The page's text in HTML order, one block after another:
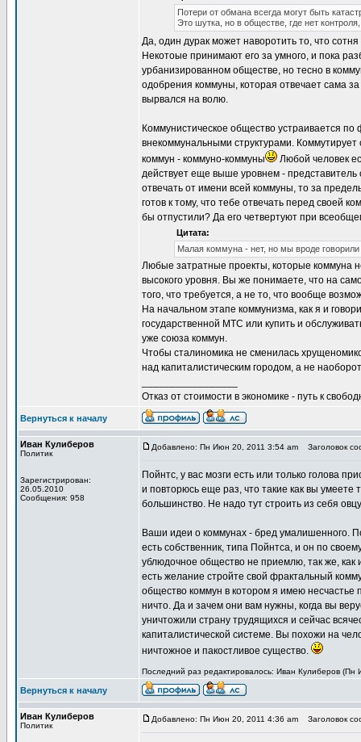
Потери от обмана всегда могут быть
Это шутка, но в обществе, где нет
Да, один дурак может наворотить то, что
Некотоые принимают его за умного, и пока
урбанизированном обществе, но тесно в
одобрения коммуны, которая отвечает сама
вырвался на волю.
Коммунистическое общество устраивается
внекоммунальными структурами.
коммун - коммуно-коммуны
Любой человек
действует еще выше уровнем - представитель
отвечать от имени всей коммуны, то за
готов к тому, что тебе отвечать перед своей
бы отпустили? Да его четвертуют при
Цитата:
Малая коммуна - нет, но мы вроде
Любые затратные проекты, которые коммуна
высокого уровня. Вы же понимаете, что на
того, что требуется, а не то, что вообще
На начальном этапе коммунизма, как я и
государственной МТС или купить и
уже союза коммун.
Чтобы сталиномика не сменилась
над капиталистическим городом, а не
Отказ от стоимости в экономике - путь к
Вернуться к началу
Иван Кулиберов
Политик
Зарегистрирован:
26.05.2010
Сообщения: 958
Добавлено: Пн Июн 20, 2011 3:54 am Заголовок
Пойнтс, у вас мозги есть или только голова
и повторюсь еще раз, что такие как вы умеете
большинство. Не надо тут строить из себя
Ваши идеи о коммунах - бред умалишенного.
есть собственник, типа Пойнтса, и он по
ублюдочное общество не приемлю, так же,
есть желание стройте свой фрактальный
общество коммун в котором я имею
ничто. Да и зачем они вам нужны, когда вы
уничтожили страну трудящихся и сейчас
капиталистической системе. Вы похожи на
ничтожное и пакостливое существо.
Последний раз редактировалось: Иван Кулиберов (Пн
Вернуться к началу
Иван Кулиберов
Политик
Добавлено: Пн Июн 20, 2011 4:36 am Заголовок